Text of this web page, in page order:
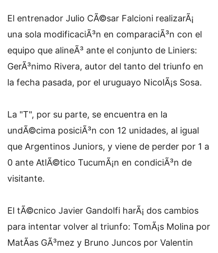
El entrenador Julio CÃ©sar Falcioni realizarÃ¡
una sola modificaciÃ³n en comparaciÃ³n con el
equipo que alineÃ³ ante el conjunto de Liniers:
GerÃ³nimo Rivera, autor del tanto del triunfo en
la fecha pasada, por el uruguayo NicolÃ¡s Sosa.
La "T", por su parte, se encuentra en la
undÃ©cima posiciÃ³n con 12 unidades, al igual
que Argentinos Juniors, y viene de perder por 1 a
0 ante AtlÃ©tico TucumÃ¡n en condiciÃ³n de
visitante.
El tÃ©cnico Javier Gandolfi harÃ¡ dos cambios
para intentar volver al triunfo: TomÃ¡s Molina por
MatÃ­as GÃ³mez y Bruno Juncos por Valentin